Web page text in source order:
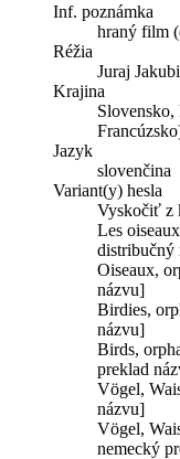
Inf. poznámka
hraný film
Réžia
Juraj
Krajina
Slovensko,
Jazyk
slovenčina
Variant(y) hesla
Vyskočiť z
Les
distribučný
Oiseaux,
názvu]
Birdies,
názvu]
Birds,
preklad
Vögel,
názvu]
Vögel,
nemecký